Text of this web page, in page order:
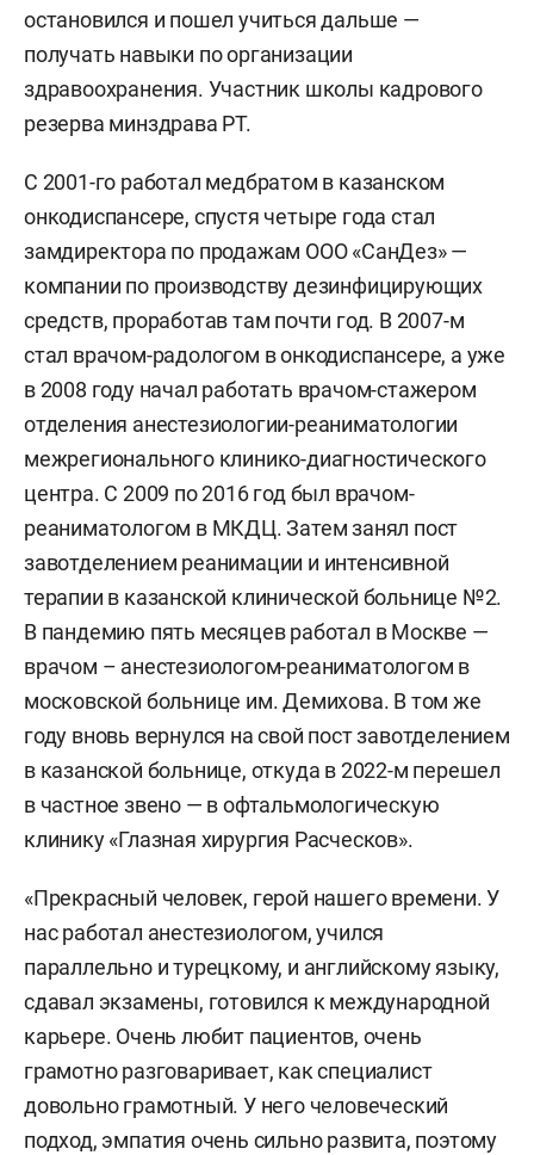
остановился и пошел учиться дальше —
получать навыки по организации
здравоохранения. Участник школы кадрового
резерва минздрава РТ.
С 2001-го работал медбратом в казанском
онкодиспансере, спустя четыре года стал
замдиректора по продажам ООО «СанДез» —
компании по производству дезинфицирующих
средств, проработав там почти год. В 2007-м
стал врачом-радологом в онкодиспансере, а уже
в 2008 году начал работать врачом-стажером
отделения анестезиологии-реаниматологии
межрегионального клинико-диагностического
центра. С 2009 по 2016 год был врачом-
реаниматологом в МКДЦ. Затем занял пост
завотделением реанимации и интенсивной
терапии в казанской клинической больнице №2.
В пандемию пять месяцев работал в Москве —
врачом – анестезиологом-реаниматологом в
московской больнице им. Демихова. В том же
году вновь вернулся на свой пост завотделением
в казанской больнице, откуда в 2022-м перешел
в частное звено — в офтальмологическую
клинику «Глазная хирургия Расческов».
«Прекрасный человек, герой нашего времени. У
нас работал анестезиологом, учился
параллельно и турецкому, и английскому языку,
сдавал экзамены, готовился к международной
карьере. Очень любит пациентов, очень
грамотно разговаривает, как специалист
довольно грамотный. У него человеческий
подход, эмпатия очень сильно развита, поэтому